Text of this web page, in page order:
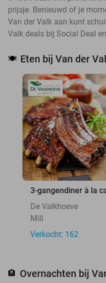
prijsje. Benieuwd of je
Van der Valk aan kunt
Valk deals bij Social Deal
🍽️ Eten bij Van der
3-gangendiner à la
De Valkhoeve
Mill
Verkocht: 162
🏨 Overnachten bij